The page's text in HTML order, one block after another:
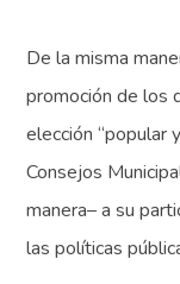
De la misma
promoción de los
elección “popular
Consejos
manera– a su
las políticas